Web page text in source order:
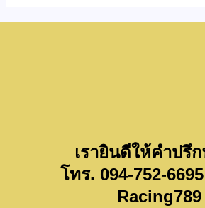
เรายินดีให้คำปรึ
โทร. 094-752-
Racing789